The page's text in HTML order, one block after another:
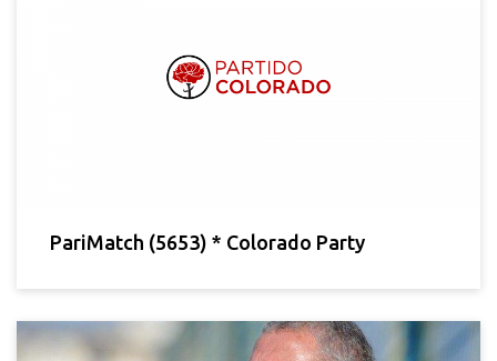
PariMatch (5653) * Colorado Party